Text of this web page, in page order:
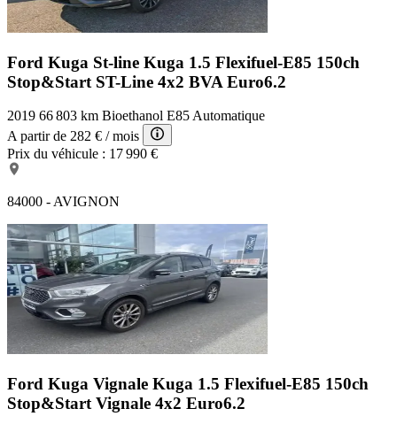
Ford Kuga St-line Kuga 1.5 Flexifuel-E85 150ch
Stop&Start ST-Line 4x2 BVA Euro6.2
2019 66 803 km Bioethanol E85Automatique
A partir de 282 € / mois
Prix du véhicule : 17 990 €
84000 - AVIGNON
Ford Kuga Vignale Kuga 1.5 Flexifuel-E85 150ch
Stop&Start Vignale 4x2 Euro6.2